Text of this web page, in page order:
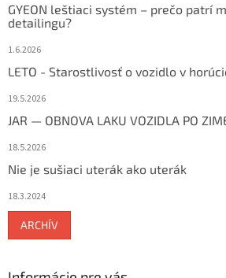
GYEON leštiaci systém – prečo patrí
detailingu?
1.6.2026
LETO - Starostlivosť o vozidlo v
19.5.2026
JAR — OBNOVA LAKU VOZIDLA PO
18.5.2026
Nie je sušiaci uterák ako uterák
18.3.2024
ARCHÍV